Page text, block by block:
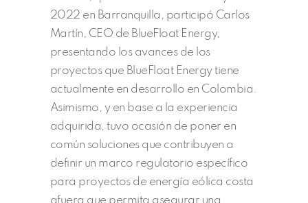
2022 en Barranquilla, participó Carlos
Martín, CEO de BlueFloat Energy,
presentando los avances de los
proyectos que BlueFloat Energy tiene
actualmente en desarrollo en Colombia.
Asimismo, y en base a la experiencia
adquirida, tuvo ocasión de poner en
común soluciones que contribuyen a
definir un marco regulatorio específico
para proyectos de energía eólica costa